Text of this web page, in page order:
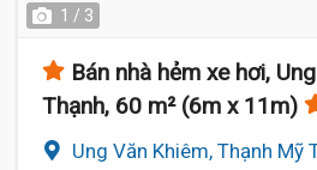
1 / 3
Bán nhà hẻm xe hơi,
Thạnh, 60 m² (6m x 11m)
Ung Văn Khiêm, Thạnh Mỹ